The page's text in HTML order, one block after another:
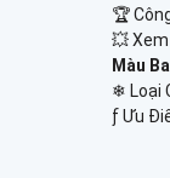
🏆
💥
Màu
❄ Loại
️ƒ Ưu